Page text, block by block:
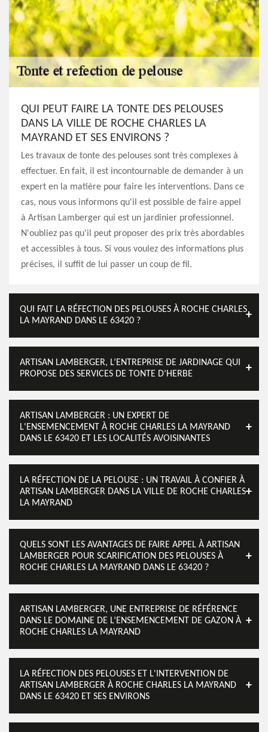
QUI PEUT FAIRE LA TONTE DES PELOUSES
DANS LA VILLE DE ROCHE CHARLES LA
MAYRAND ET SES ENVIRONS ?
Les travaux de tonte des pelouses sont très complexes à
effectuer. En fait, il est incontournable de demander à un
expert en la matière pour faire les interventions. Dans ce
cas, nous vous informons qu'il est possible de faire appel
à Artisan Lamberger qui est un jardinier professionnel.
N'oubliez pas qu'il peut proposer des prix très abordables
et accessibles à tous. Si vous voulez des informations plus
précises, il suffit de lui passer un coup de fil.
QUI FAIT LA RÉFECTION DES PELOUSES À ROCHE CHARLES
LA MAYRAND DANS LE 63420 ?
ARTISAN LAMBERGER, L’ENTREPRISE DE JARDINAGE QUI
PROPOSE DES SERVICES DE TONTE D’HERBE
ARTISAN LAMBERGER : UN EXPERT DE
L'ENSEMENCEMENT À ROCHE CHARLES LA MAYRAND
DANS LE 63420 ET LES LOCALITÉS AVOISINANTES
LA RÉFECTION DE LA PELOUSE : UN TRAVAIL À CONFIER À
ARTISAN LAMBERGER DANS LA VILLE DE ROCHE CHARLES
LA MAYRAND
QUELS SONT LES AVANTAGES DE FAIRE APPEL À ARTISAN
LAMBERGER POUR SCARIFICATION DES PELOUSES À
ROCHE CHARLES LA MAYRAND DANS LE 63420 ?
ARTISAN LAMBERGER, UNE ENTREPRISE DE RÉFÉRENCE
DANS LE DOMAINE DE L’ENSEMENCEMENT DE GAZON À
ROCHE CHARLES LA MAYRAND
LA RÉFECTION DES PELOUSES ET L'INTERVENTION DE
ARTISAN LAMBERGER À ROCHE CHARLES LA MAYRAND
DANS LE 63420 ET SES ENVIRONS